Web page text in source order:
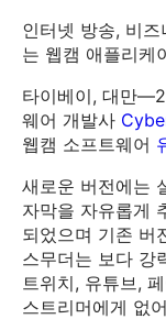
인터넷 방송, 비
는 웹캠 애플리케
타이베이, 대만
웨어 개발사
웹캠 소프트웨어
새로운 버전에는
자막을 자유롭게
되었으며 기존 버
스무더는 보다 강
트위치, 유튜브,
스트리머에게 없